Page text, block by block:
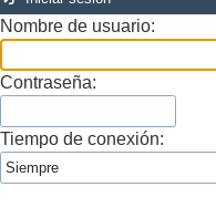
Nombre de usuario:
Contraseña:
Tiempo de conexión: